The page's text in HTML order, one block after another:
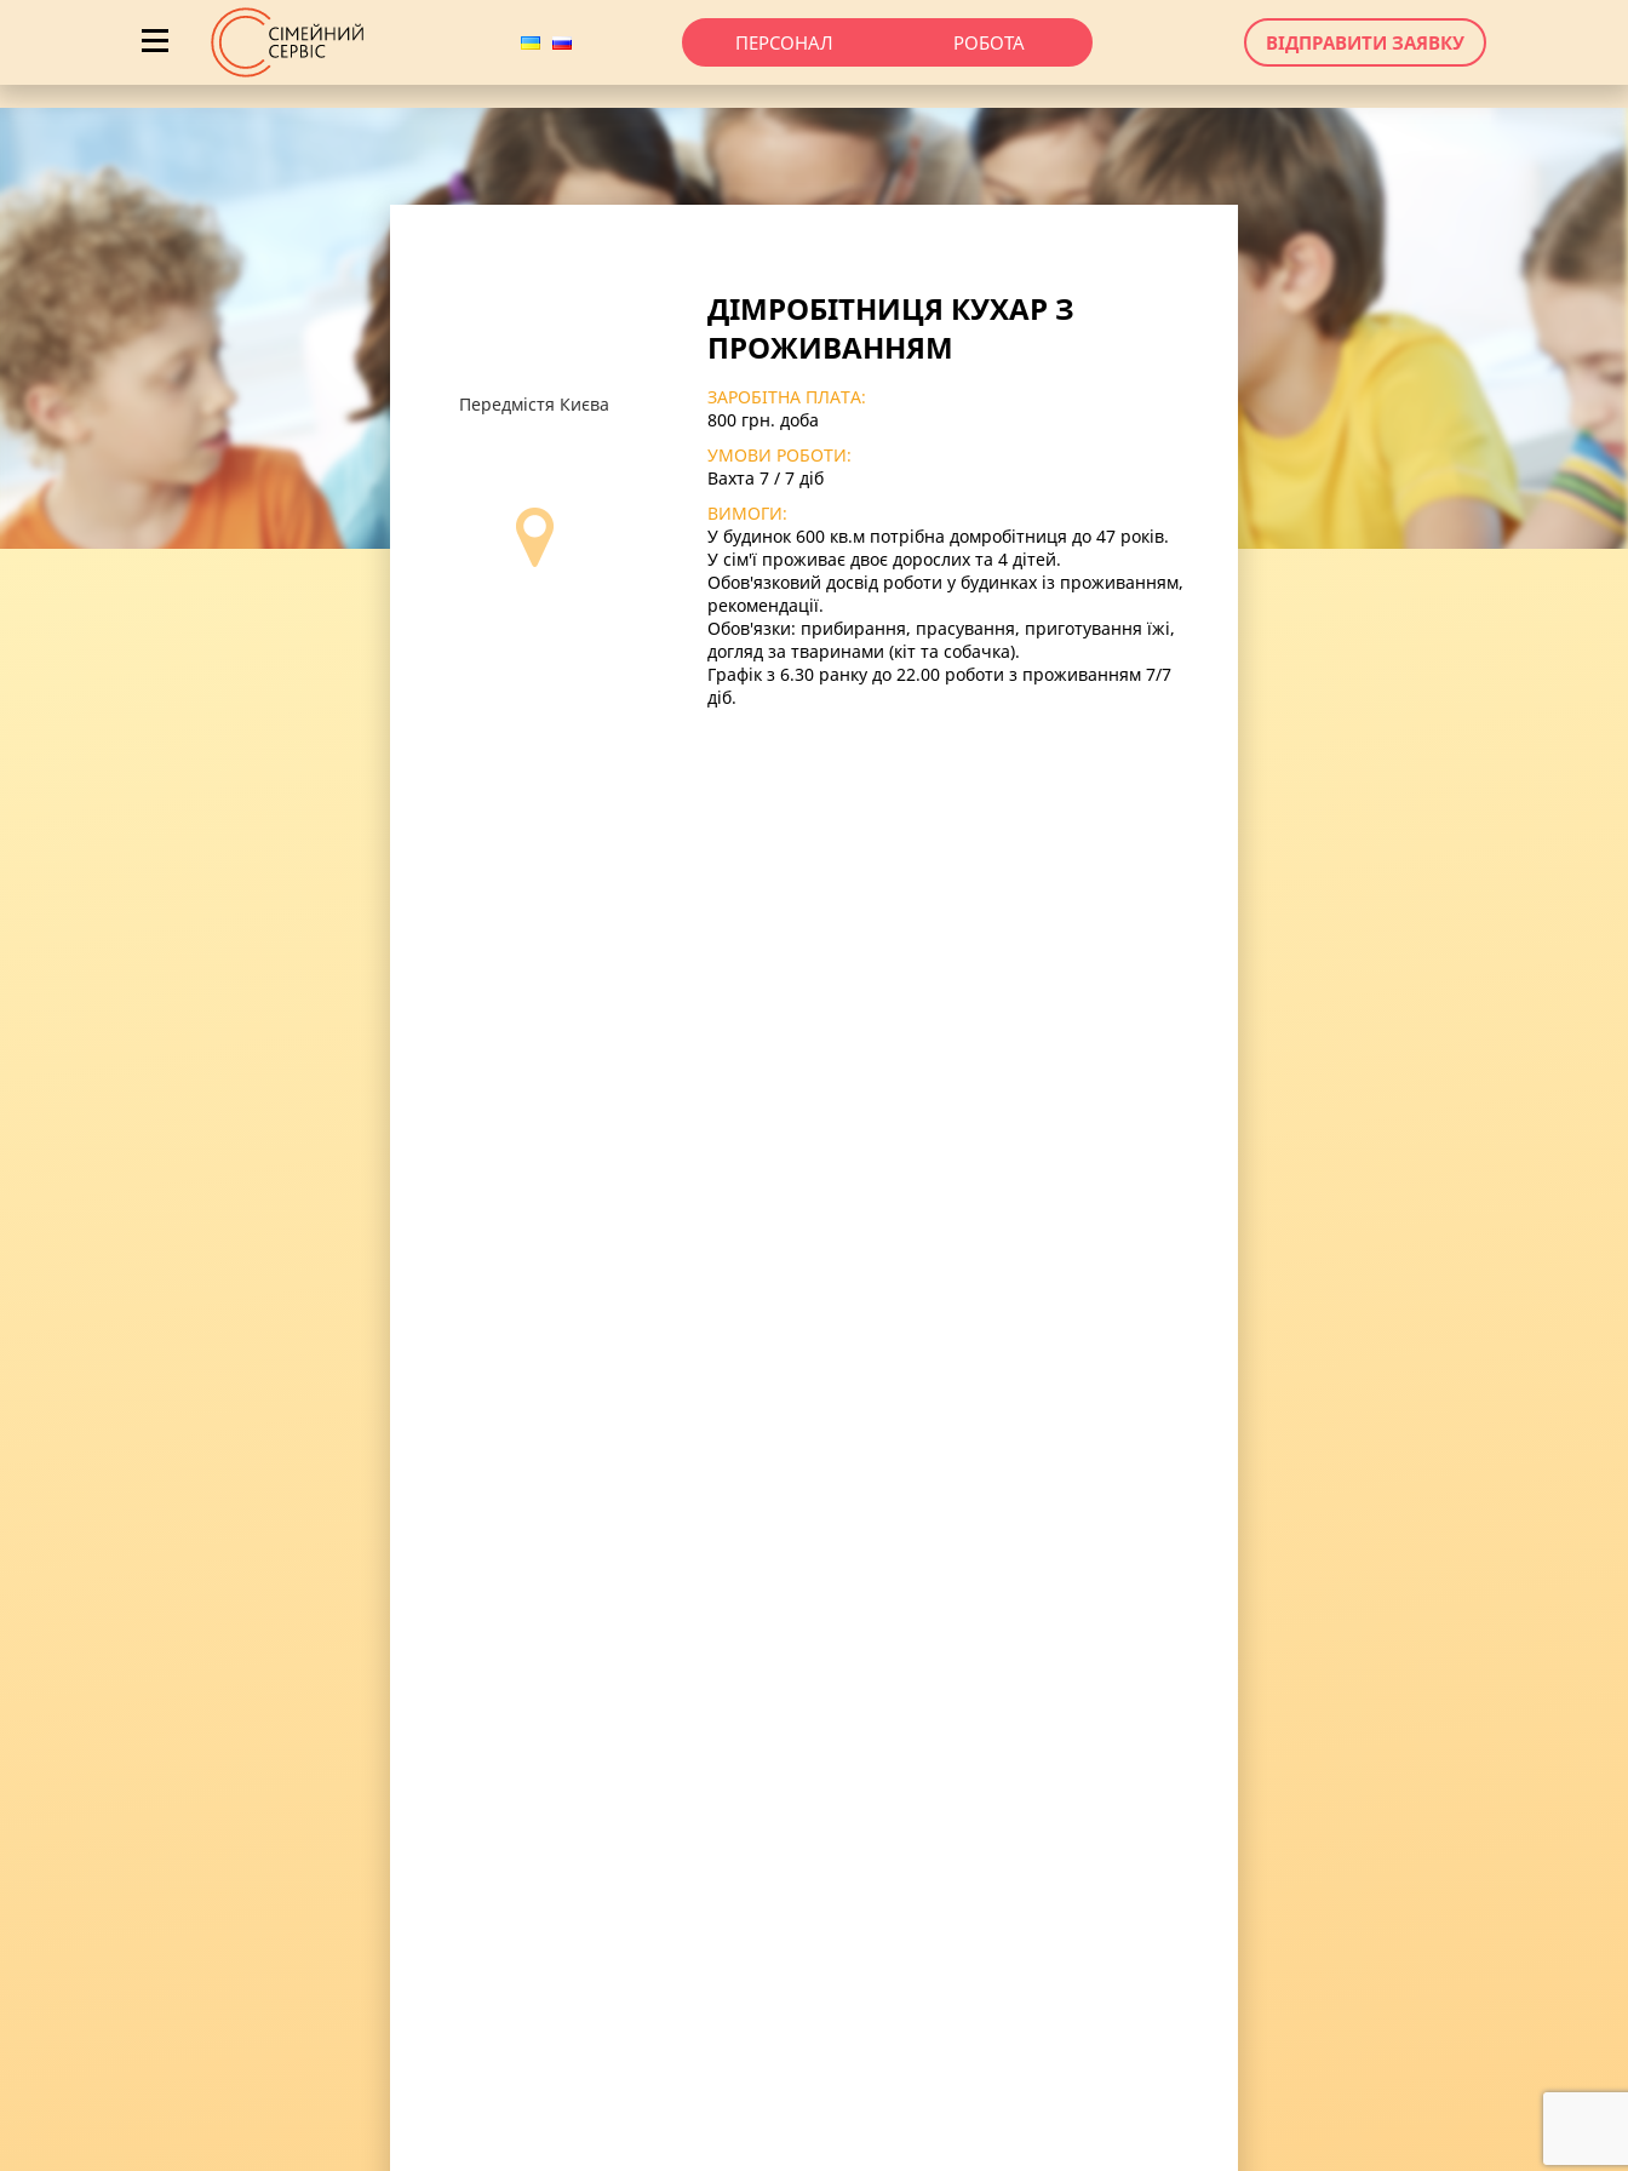
ПЕРСОНАЛ РОБОТА ВІДПРАВИТИ ЗАЯВКУ
Передмістя Києва
ДІМРОБІТНИЦЯ КУХАР З
ПРОЖИВАННЯМ
ЗАРОБІТНА ПЛАТА:
800 грн. доба
УМОВИ РОБОТИ:
Вахта 7 / 7 діб
ВИМОГИ:
У будинок 600 кв.м потрібна домробітниця до 47 років.
У сім'ї проживає двоє дорослих та 4 дітей.
Обов'язковий досвід роботи у будинках із проживанням,
рекомендації.
Обов'язки: прибирання, прасування, приготування їжі,
догляд за тваринами (кіт та собачка).
Графік з 6.30 ранку до 22.00 роботи з проживанням 7/7
діб.